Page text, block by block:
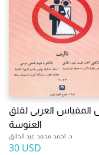
المقياس العربى لقلق
العنوسة
د. احمد محمد عبد الخالق
30 USD